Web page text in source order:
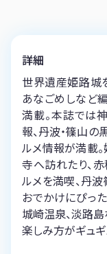
詳細
世界遺産姫路城
あなごめしなど
満載。本誌では
報、丹波・篠山
ルメ情報が満載
寺へ訪れたり、
ルメを満喫、丹
おでかけにぴっ
城崎温泉、淡路
楽しみ方がギュギ